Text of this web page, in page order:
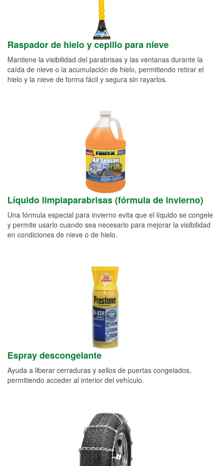
Raspador de hielo y cepillo para nieve
Mantiene la visibilidad del parabrisas y las ventanas durante la
caída de nieve o la acumulación de hielo, permitiendo retirar el
hielo y la nieve de forma fácil y segura sin rayarlos.
Líquido limpiaparabrisas (fórmula de invierno)
Una fórmula especial para invierno evita que el líquido se congele
y permite usarlo cuando sea necesario para mejorar la visibilidad
en condiciones de nieve o de hielo.
Espray descongelante
Ayuda a liberar cerraduras y sellos de puertas congelados,
permitiendo acceder al interior del vehículo.